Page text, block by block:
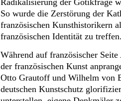
Radikalisierung der Gotikfrage
So wurde die Zerstörung der
französischen Kunsthistorikern
französischen Identität zu
Während auf französischer
der französischen Kunst
Otto Grautoff und Wilhelm von
deutschen Kunstschutz